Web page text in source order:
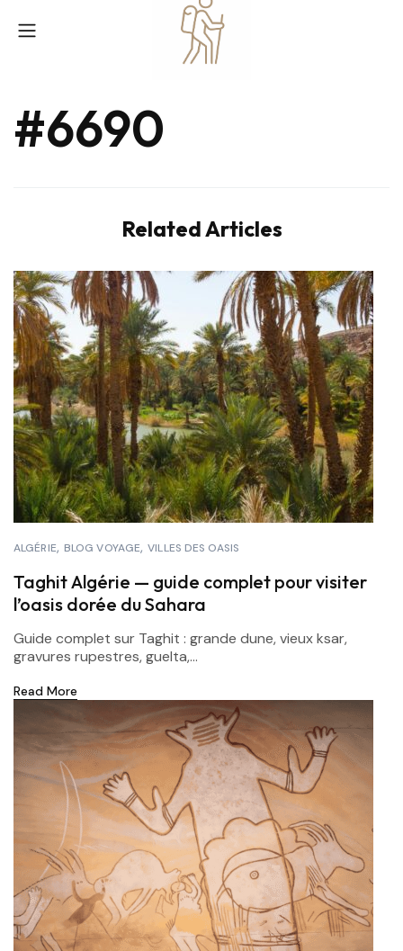
#6690
Related Articles
ALGÉRIE BLOG VOYAGE VILLES DES OASIS
Taghit Algérie — guide complet pour visiter
l’oasis dorée du Sahara
Guide complet sur Taghit : grande dune, vieux ksar,
gravures rupestres, guelta,...
Read More